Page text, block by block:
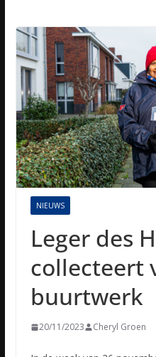
NIEUWS
Leger des
collecteert
buurtwerk
20/11/2023 Cheryl Groen